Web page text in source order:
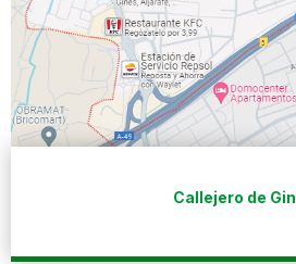
Callejero de